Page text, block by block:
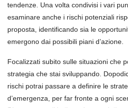
tendenze. Una volta condivisi i vari
esaminare anche i rischi potenziali
proposta, identificando sia le
emergono dai possibili piani d’azione.
Focalizzati subito sulle situazioni che
strategia che stai sviluppando.
rischi potrai passare a definire le
d’emergenza, per far fronte a ogni